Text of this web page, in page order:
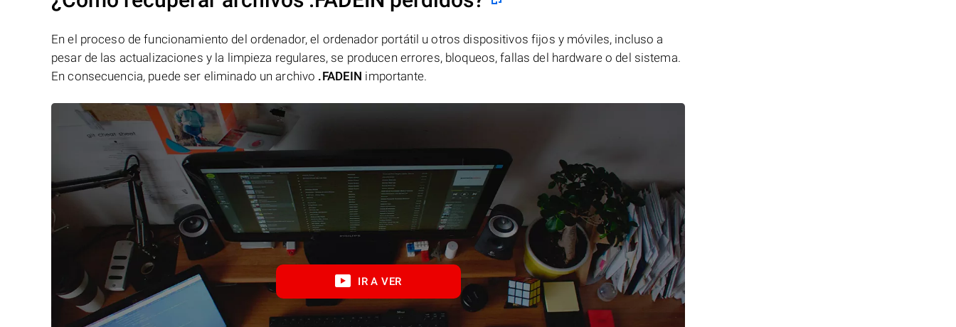
En el proceso de funcionamiento del ordenador, el ordenador portátil u otros dispositivos fijos y móviles, incluso a
pesar de las actualizaciones y la limpieza regulares, se producen errores, bloqueos, fallas del hardware o del sistema.
En consecuencia, puede ser eliminado un archivo .FADEIN importante.
IR A VER